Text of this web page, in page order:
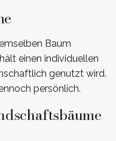
Baum
einen individuellen
genutzt wird.
persönlich.